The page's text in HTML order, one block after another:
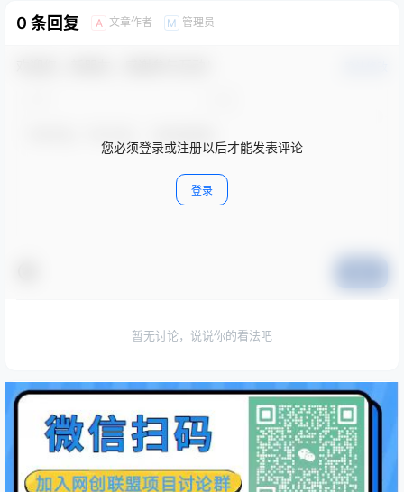
0 条回复 A 文章作者 M 管理员
您必须登录或注册以后才能发表评论
登录
暂无讨论，说说你的看法吧